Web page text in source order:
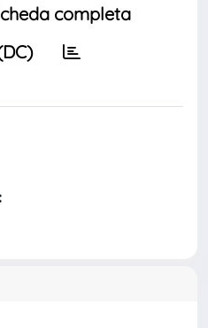
completa